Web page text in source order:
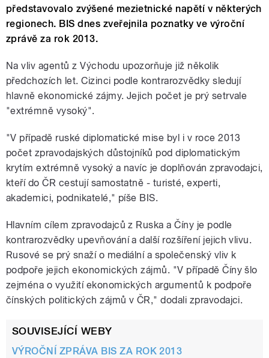
představovalo zvýšené mezietnické napětí v některých
regionech. BIS dnes zveřejnila poznatky ve výroční
zprávě za rok 2013.
Na vliv agentů z Východu upozorňuje již několik
předchozích let. Cizinci podle kontrarozvědky sledují
hlavně ekonomické zájmy. Jejich počet je prý setrvale
"extrémně vysoký".
"V případě ruské diplomatické mise byl i v roce 2013
počet zpravodajských důstojníků pod diplomatickým
krytím extrémně vysoký a navíc je doplňován zpravodajci,
kteří do ČR cestují samostatně - turisté, experti,
akademici, podnikatelé," píše BIS.
Hlavním cílem zpravodajců z Ruska a Číny je podle
kontrarozvědky upevňování a další rozšíření jejich vlivu.
Rusové se prý snaží o mediální a společenský vliv k
podpoře jejich ekonomických zájmů. "V případě Číny šlo
zejména o využití ekonomických argumentů k podpoře
čínských politických zájmů v ČR," dodali zpravodajci.
SOUVISEJÍCÍ WEBY
VÝROČNÍ ZPRÁVA BIS ZA ROK 2013